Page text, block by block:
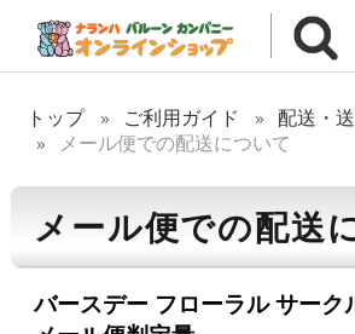
トップ ご利用ガイド
配送・
メール便での配送について
メール便での配送
バースデー フローラル サーク